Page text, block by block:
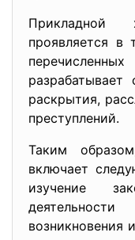
Прикладной
проявляется в
раскрытия,
преступлений.
Таким
включает
изучение
деятельности
возникновения